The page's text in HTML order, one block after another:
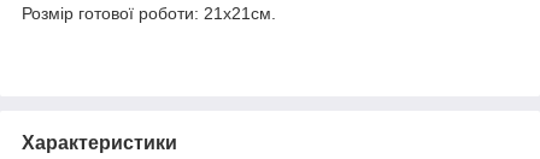
Розмір готової роботи: 21х21см.
Характеристики